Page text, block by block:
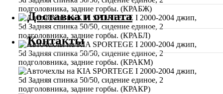
Доставка и оплата
Контакты